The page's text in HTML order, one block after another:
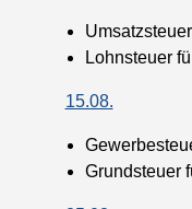
Lohnsteuer
15.08.
Grundsteuer